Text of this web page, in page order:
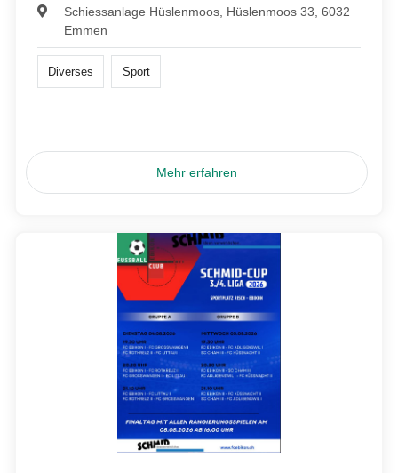
Schiessanlage Hüslenmoos, Hüslenmoos 33, 6032
Emmen
Diverses Sport
Mehr erfahren